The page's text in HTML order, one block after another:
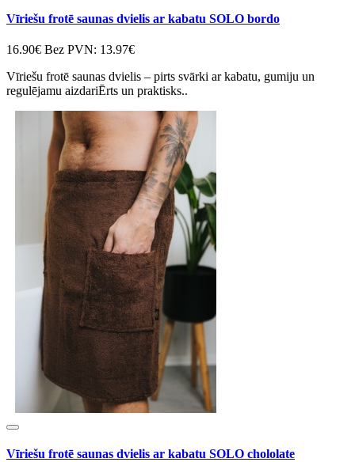
Vīriešu frotē saunas dvielis ar kabatu SOLO bordo
16.90€ Bez PVN: 13.97€
Vīriešu frotē saunas dvielis – pirts svārki ar kabatu, gumiju un
regulējamu aizdariĒrts un praktisks..
Vīriešu frotē saunas dvielis ar kabatu SOLO chololate